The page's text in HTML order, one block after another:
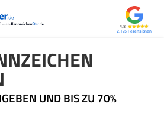
4,8
2.175
UND BIS ZU 70%